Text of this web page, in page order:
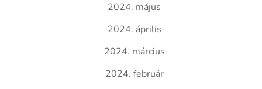
2024. május
2024. április
2024. március
2024. február